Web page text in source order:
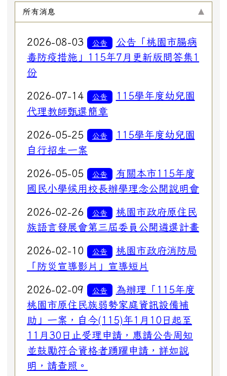
所有消息
2026-08-03 公告
公告「桃園市腸病
毒防疫措施」115年7月更新版問答集1
份
2026-07-14 公告
115學年度幼兒園
代理教師甄選簡章
2026-05-25 公告
115學年度幼兒園
自行招生一案
2026-05-05 公告
有關本市115年度
國民小學候用校長辦學理念公開說明會
2026-02-26 公告
桃園市政府原住民
族語言發展會第三屆委員公開遴選計畫
2026-02-10 公告
桃園市政府消防局
「防災宣導影片」宣導短片
2026-02-09 公告
為辦理「115年度
桃園市原住民族弱勢家庭資訊設備補
助」一案，自今(115)年1月10日起至
11月30日止受理申請，惠請公告周知
並鼓勵符合資格者踴躍申請，詳如說
明，請查照。